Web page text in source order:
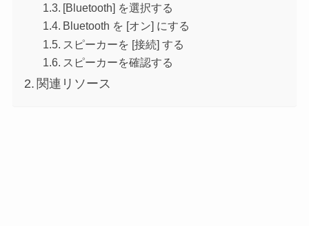
[Bluetooth] を選択する
Bluetooth を [オン] にする
スピーカーを [接続] する
スピーカーを確認する
関連リソース